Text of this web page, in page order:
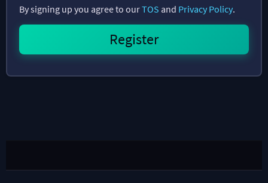
By signing up you agree to ourTOS and Privacy Policy.